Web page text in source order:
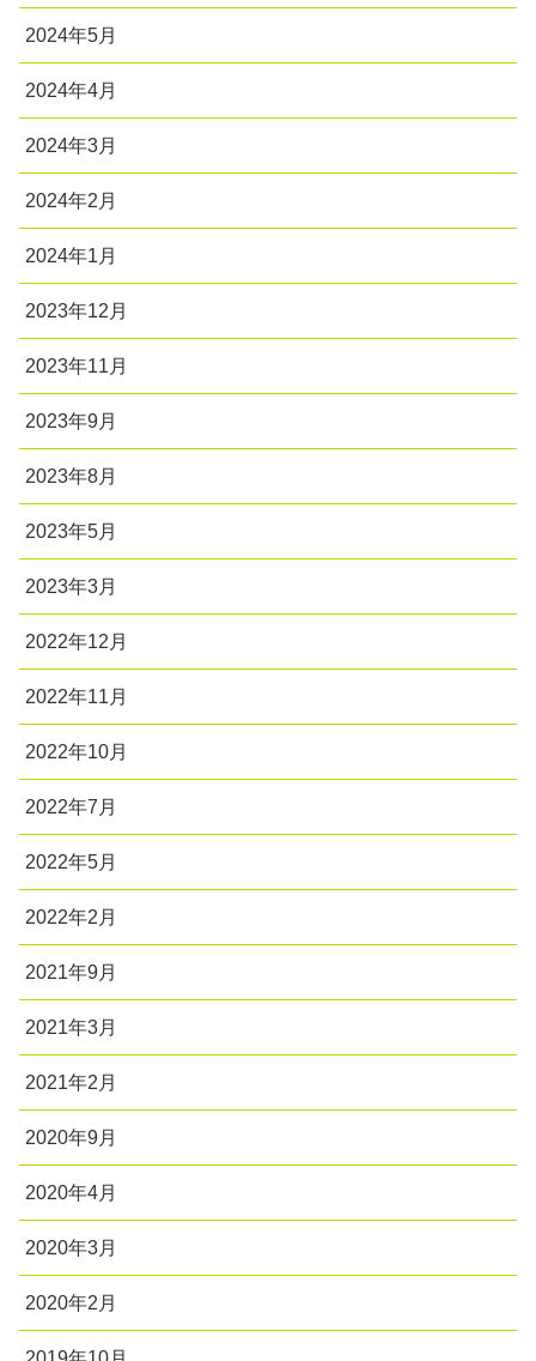
2024年5月
2024年4月
2024年3月
2024年2月
2024年1月
2023年12月
2023年11月
2023年9月
2023年8月
2023年5月
2023年3月
2022年12月
2022年11月
2022年10月
2022年7月
2022年5月
2022年2月
2021年9月
2021年3月
2021年2月
2020年9月
2020年4月
2020年3月
2020年2月